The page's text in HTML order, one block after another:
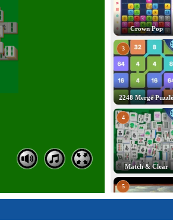
Crown Pop
3
2248 Merge Puzzle
4
Match & Clear
5